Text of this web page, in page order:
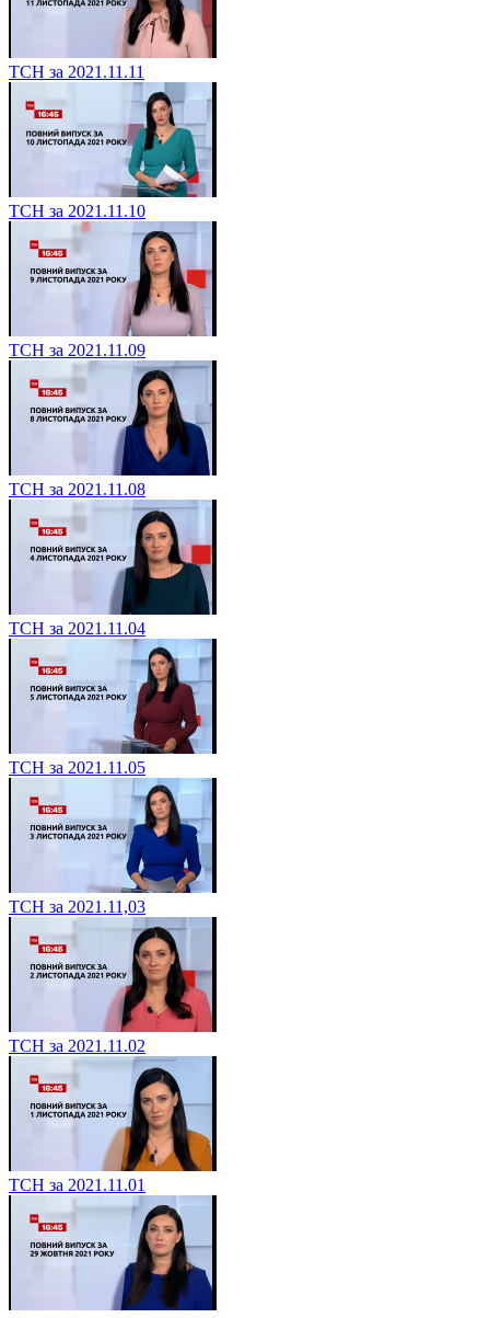
ТСН за 2021.11.11
ТСН за 2021.11.10
ТСН за 2021.11.09
ТСН за 2021.11.08
ТСН за 2021.11.04
ТСН за 2021.11.05
ТСН за 2021.11,03
ТСН за 2021.11.02
ТСН за 2021.11.01